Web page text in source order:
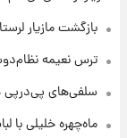
بازگشت مازیار
ترس نعیمه
سلفی‌های پی‌درپی
ماه‌چهره خلیلی با